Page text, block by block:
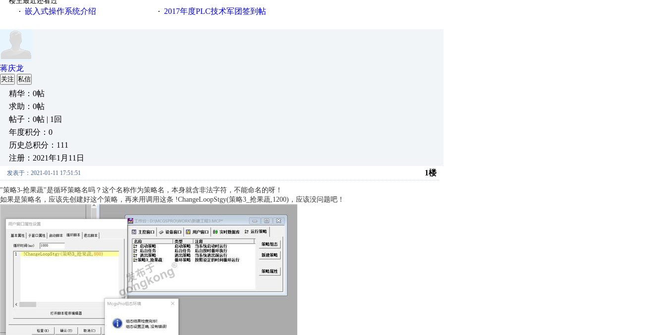
· 嵌入式操作系统介绍 · 2017年度PLC技术军团签到帖
蒋庆龙
关注 私信
精华：0帖
求助：0帖
帖子：0帖 | 1回
年度积分：0
历史总积分：111
注册：2021年1月11日
发表于：2021-01-11 17:51:51 1楼
"策略3-抢果蔬"是循环策略名吗？这个名称作为策略名，本身就含非法字符，不能命名的呀！
如果是策略名，应该先创建好这个策略，再来用调用这条 !ChangeLoopStgy(策略3_抢果蔬,1200)，应该没问题吧！